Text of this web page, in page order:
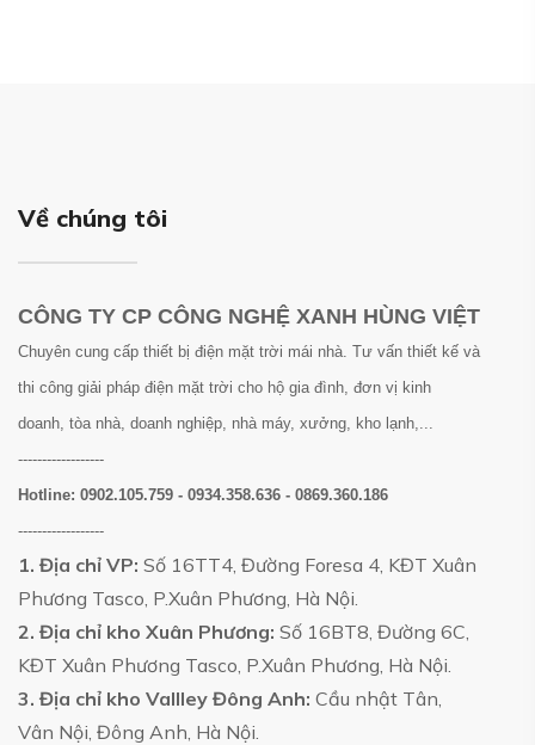
Về chúng tôi
CÔNG TY CP CÔNG NGHỆ XANH HÙNG VIỆT
Chuyên cung cấp thiết bị điện mặt trời mái nhà. Tư vấn thiết kế và
thi công giải pháp điện mặt trời cho hộ gia đình, đơn vị kinh
doanh, tòa nhà, doanh nghiệp, nhà máy, xưởng, kho lạnh,...
------------------
Hotline: 0902.105.759 - 0934.358.636 - 0869.360.186
------------------
1. Địa chỉ VP: Số 16TT4, Đường Foresa 4, KĐT Xuân
Phương Tasco, P.Xuân Phương, Hà Nội.
2. Địa chỉ kho Xuân Phương: Số 16BT8, Đường 6C,
KĐT Xuân Phương Tasco, P.Xuân Phương, Hà Nội.
3. Địa chỉ kho Vallley Đông Anh: Cầu nhật Tân,
Vân Nội, Đông Anh, Hà Nội.